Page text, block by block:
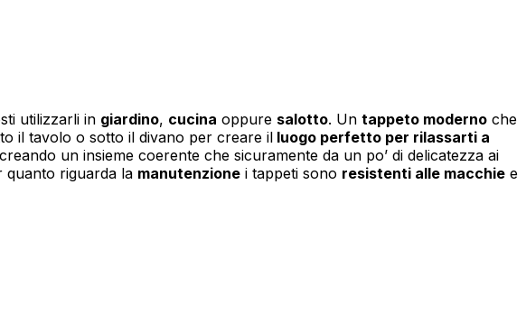
utilizzarli in giardino, cucina oppure salotto. Un tappeto moderno che
il tavolo o sotto il divano per creare il luogo perfetto per rilassarti a
un insieme coerente che sicuramente da un po’ di delicatezza ai
quanto riguarda la manutenzione i tappeti sono resistenti alle macchie e